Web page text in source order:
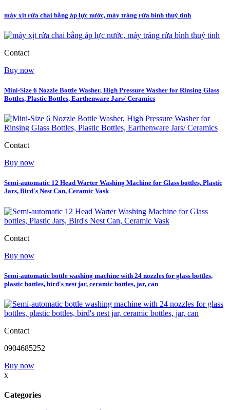
máy xịt rửa chai bằng áp lực nước, máy tráng rửa bình thuỷ tinh
Contact
Buy now
Mini-Size 6 Nozzle Bottle Washer, High Pressure Washer for Rinsing Glass
Bottles, Plastic Bottles, Earthenware Jars/ Ceramics
Contact
Buy now
Semi-automatic 12 Head Warter Washing Machine for Glass bottles, Plastic
Jars, Bird's Nest Can, Ceramic Vask
Contact
Buy now
Semi-automatic bottle washing machine with 24 nozzles for glass bottles,
plastic bottles, bird's nest jar, ceramic bottles, jar, can
Contact
0904685252
Buy now
x
Categories